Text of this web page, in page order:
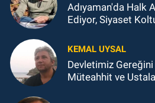
Adıyaman'da Halk
Ediyor, Siyaset
KEMAL UYSAL
Devletimiz Gereğini
Müteahhit ve